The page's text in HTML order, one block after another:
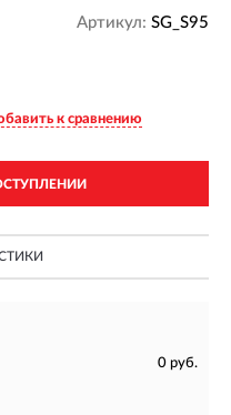
Артикул: SG_S95
к сравнению
0 руб.